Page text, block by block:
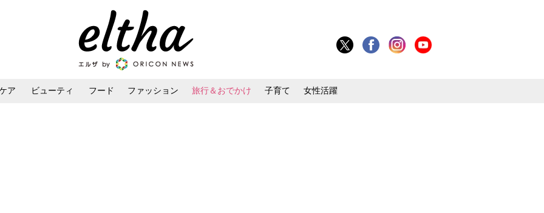
ア ビューティ フード ファッション 旅行＆おでかけ 子育て 女性活躍